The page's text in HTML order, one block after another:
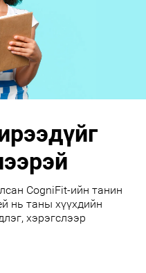
CogniFit-ийн танин
нь таны хүүхдийн
хэрэгслээр